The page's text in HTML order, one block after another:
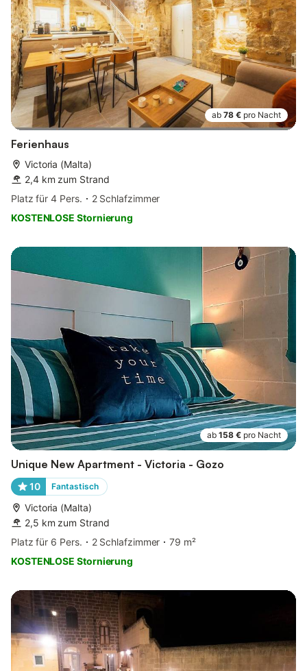
ab 78 € pro Nacht
Ferienhaus
Victoria (Malta)
2,4 km zum Strand
Platz für 4 Pers.
2 Schlafzimmer
KOSTENLOSE Stornierung
ab 158 € pro Nacht
Unique New Apartment - Victoria - Gozo
10 Fantastisch
Victoria (Malta)
2,5 km zum Strand
Platz für 6 Pers.
2 Schlafzimmer
79 m²
KOSTENLOSE Stornierung